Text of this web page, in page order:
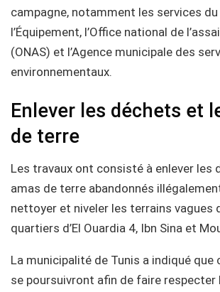
campagne, notamment les services
l’Équipement, l’Office national de
(ONAS) et l’Agence municipale des
environnementaux.
Enlever les déchets et
de terre
Les travaux ont consisté à enlever les
amas de terre abandonnés
nettoyer et niveler les terrains vagues
quartiers d’El Ouardia 4, Ibn Sina et
La municipalité de Tunis a indiqué que
se poursuivront afin de faire respecter